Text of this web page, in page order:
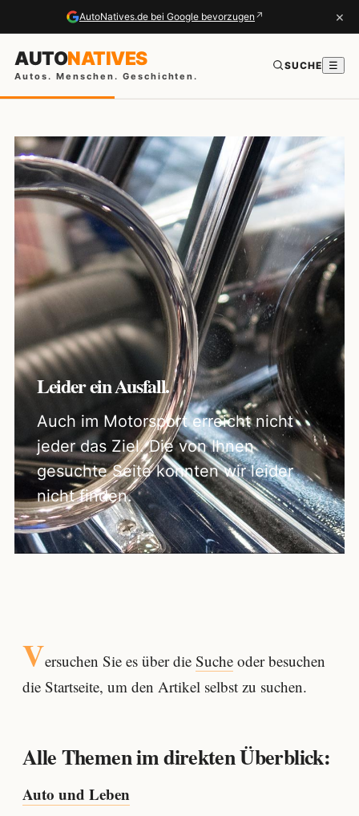
AutoNatives.de bei Google bevorzugen ↗ ×
AUTONATIVES
Autos. Menschen. Geschichten.
SUCHE ☰
Leider ein Ausfall.
Auch im Motorsport erreicht nicht
jeder das Ziel. Die von Ihnen
gesuchte Seite konnten wir leider
nicht finden.
Versuchen Sie es über die Sucheoder besuchen
die Startseite, um den Artikel selbst zu suchen.
Alle Themen im direkten Überblick:
Auto und Leben